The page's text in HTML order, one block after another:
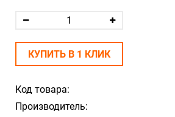
Код товара:
Производитель:
КУПИТЬ В 1 КЛИК